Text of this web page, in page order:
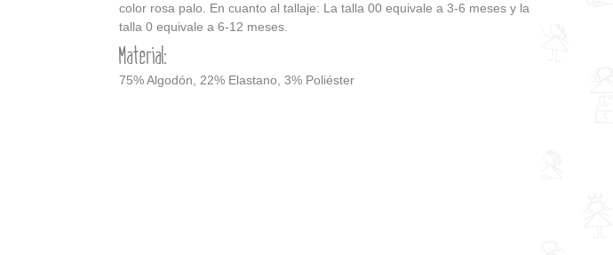
color rosa palo. En cuanto al tallaje: La talla 00 equivale a 3-6 meses y la
talla 0 equivale a 6-12 meses.
Material:
75% Algodón, 22% Elastano, 3% Poliéster